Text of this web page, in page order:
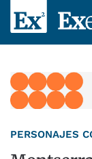
Skip to main
PERSONAJES